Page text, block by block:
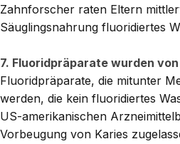
Zahnforscher raten Eltern
Säuglingsnahrung fluoridiertes
7. Fluoridpräparate wurden
Fluoridpräparate, die mitunter
werden, die kein fluoridiertes
US-amerikanischen
Vorbeugung von Karies